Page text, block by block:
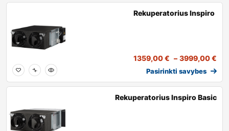
Rekuperatorius Inspiro
1359,00€ – 3999,00€
Pasirinkti savybes
Rekuperatorius Inspiro Basic